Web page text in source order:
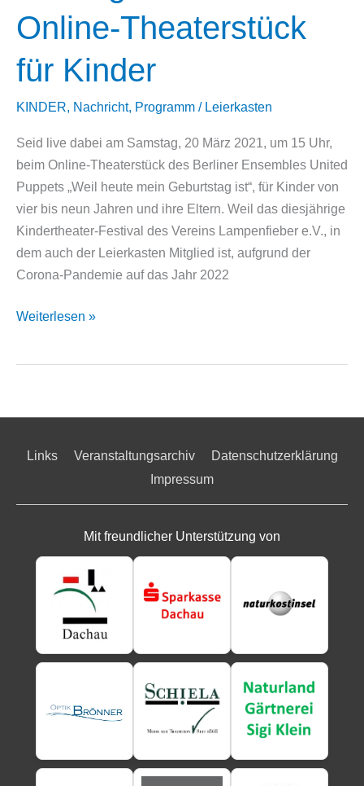
Online-Theaterstück
für Kinder
KINDER, Nachricht, Programm / Leierkasten
Seid live dabei am Samstag, 20 März 2021, um 15 Uhr,
beim Online-Theaterstück des Berliner Ensembles United
Puppets „Weil heute mein Geburtstag ist“, für Kinder von
vier bis neun Jahren und ihre Eltern. Weil das diesjährige
Kindertheater-Festival des Vereins Lampenfieber e.V., in
dem auch der Leierkasten Mitglied ist, aufgrund der
Corona-Pandemie auf das Jahr 2022
„Weil
der
Theaterstück
Kinder
Weiterlesen »
Links Veranstaltungsarchiv
Datenschutzerklärung
Impressum
Mit freundlicher Unterstützung von